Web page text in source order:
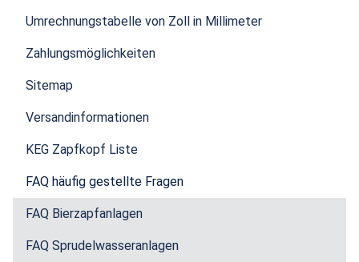
Umrechnungstabelle von Zoll in Millimeter
Zahlungsmöglichkeiten
Sitemap
Versandinformationen
KEG Zapfkopf Liste
FAQ häufig gestellte Fragen
FAQ Bierzapfanlagen
FAQ Sprudelwasseranlagen